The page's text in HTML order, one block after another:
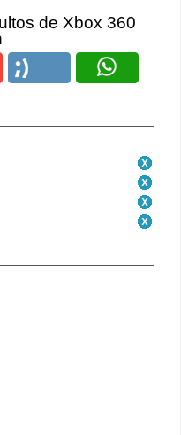
de Xbox 360